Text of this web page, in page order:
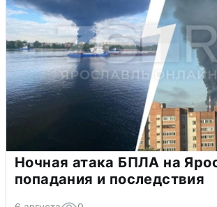
Ночная атака БПЛА на
попадания и последствия